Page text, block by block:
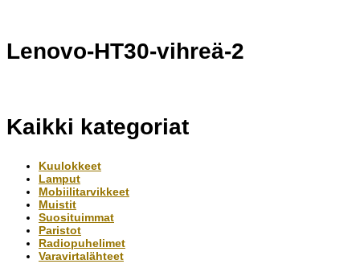
Lenovo-HT30-vihreä-2
Kaikki kategoriat
Kuulokkeet
Lamput
Mobiilitarvikkeet
Muistit
Suosituimmat
Paristot
Radiopuhelimet
Varavirtalähteet